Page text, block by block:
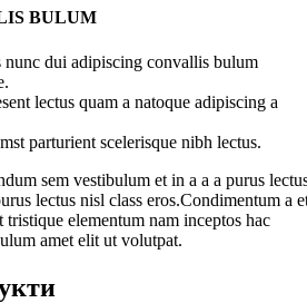
BULUM
nunc dui adipiscing convallis bulum
lectus quam a natoque adipiscing a
parturient scelerisque nibh lectus.
sem vestibulum et in a a a purus
lectus nisl class eros.Condimentum a
elementum nam inceptos hac
amet elit ut volutpat.